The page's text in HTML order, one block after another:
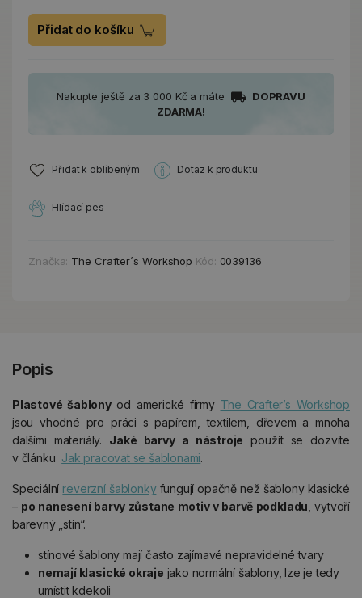
Přidat do košíku
Nakupte ještě za 3 000 Kč a máte
DOPRAVU
ZDARMA!
Přidat k oblíbeným Dotaz k produktu
Hlídací pes
Značka: The Crafter´s Workshop Kód: 0039136
Popis
Plastové šablonyod americké firmy The Crafter’s Workshop
jsou vhodné pro práci s papírem, textilem, dřevem a mnoha
dalšími materiály. Jaké barvy a nástroje použít se dozvíte
v článku Jak pracovat se šablonami.
Speciální reverzní šablonkyfungují opačně než šablony klasické
– po nanesení barvy zůstane motiv v barvě podkladu , vytvoří
barevný „stín“.
stínové šablony mají často zajímavé nepravidelné tvary
nemají klasické okraje jako normální šablony, lze je tedy
umístit kdekoli